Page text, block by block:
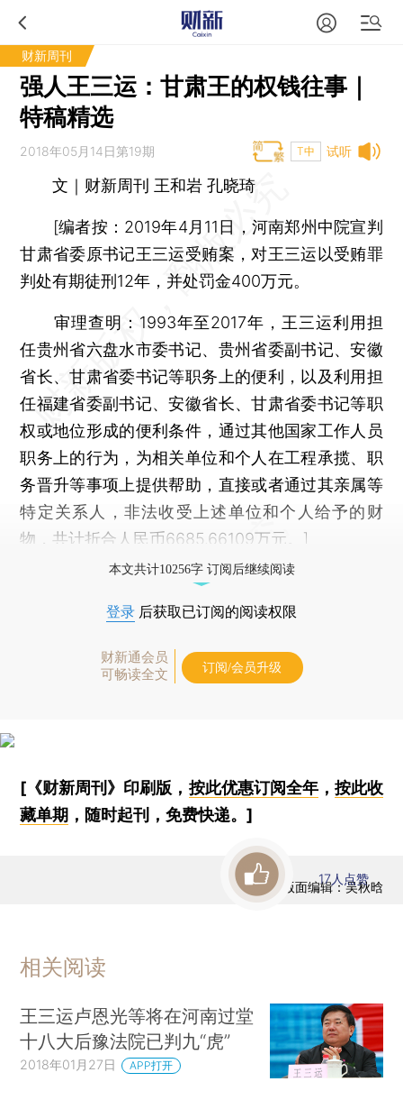
财新周刊
强人王三运：甘肃王的权钱往事｜
特稿精选
试听
2018年05月14日第19期 T中
文｜财新周刊 王和岩 孔晓琦
[编者按：2019年4月11日，河南郑州中院宣判
甘肃省委原书记王三运受贿案，对王三运以受贿罪
判处有期徒刑12年，并处罚金400万元。
审理查明：1993年至2017年，王三运利用担
任贵州省六盘水市委书记、贵州省委副书记、安徽
省长、甘肃省委书记等职务上的便利，以及利用担
任福建省委副书记、安徽省长、甘肃省委书记等职
权或地位形成的便利条件，通过其他国家工作人员
职务上的行为，为相关单位和个人在工程承揽、职
务晋升等事项上提供帮助，直接或者通过其亲属等
特定关系人，非法收受上述单位和个人给予的财
物，共计折合人民币6685.66109万元。]
本文共计10256字 订阅后继续阅读
登录 后获取已订阅的阅读权限
财新通会员
可畅读全文
订阅/会员升级
[《财新周刊》印刷版， 按此优惠订阅全年， 按此收
藏单期 ，随时起刊，免费快递。]
版面编辑：吴秋晗
17人点赞
相关阅读
王三运卢恩光等将在河南过堂
十八大后豫法院已判九“虎”
2018年01月27日 APP打开